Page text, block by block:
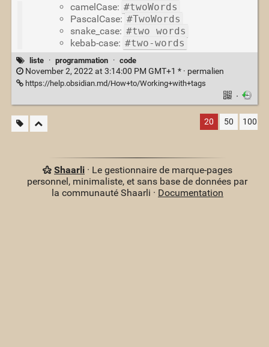
camelCase: #twoWords
PascalCase: #TwoWords
snake_case: #two_words
kebab-case: #two-words
liste · programmation · code
November 2, 2022 at 3:14:00 PM GMT+1 * · permalien
https://help.obsidian.md/How+to/Working+with+tags
·
20 50 100
Shaarli· Le gestionnaire de marque-pages
personnel, minimaliste, et sans base de données par
la communauté Shaarli · Documentation